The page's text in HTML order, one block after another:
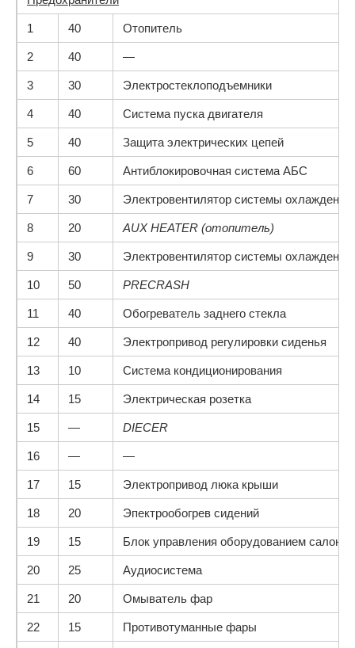
1 40 Отопитель
2 40 —
3 30 Электростеклоподъемники
4 40 Система пуска двигателя
5 40 Защита электрических цепей
6 60 Антиблокировочная система АБС
7 30 Электровентилятор системы охлаждения
8 20 AUX HEATER (отопитель)
9 30 Электровентилятор системы охлаждения
10 50 PRECRASH
11 40 Обогреватель заднего стекла
12 40 Электропривод регулировки сиденья
13 10 Система кондиционирования
14 15 Электрическая розетка
15 — DIECER
16 — —
17 15 Электропривод люка крыши
18 20 Эпектрообогрев сидений
19 15 Блок управления оборудованием салона
20 25 Аудиосистема
21 20 Омыватель фар
22 15 Противотуманные фары